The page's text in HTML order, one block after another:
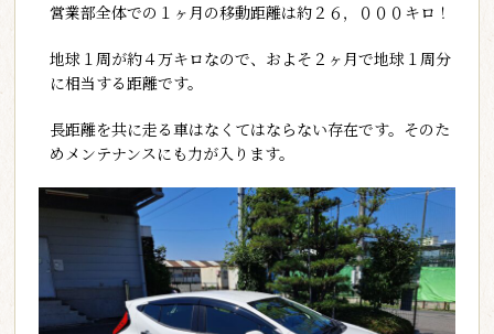
営業部全体での１ヶ月の移動距離は約２６，０００キロ！
地球１周が約４万キロなので、およそ２ヶ月で地球１周分
に相当する距離です。
長距離を共に走る車はなくてはならない存在です。そのた
めメンテナンスにも力が入ります。